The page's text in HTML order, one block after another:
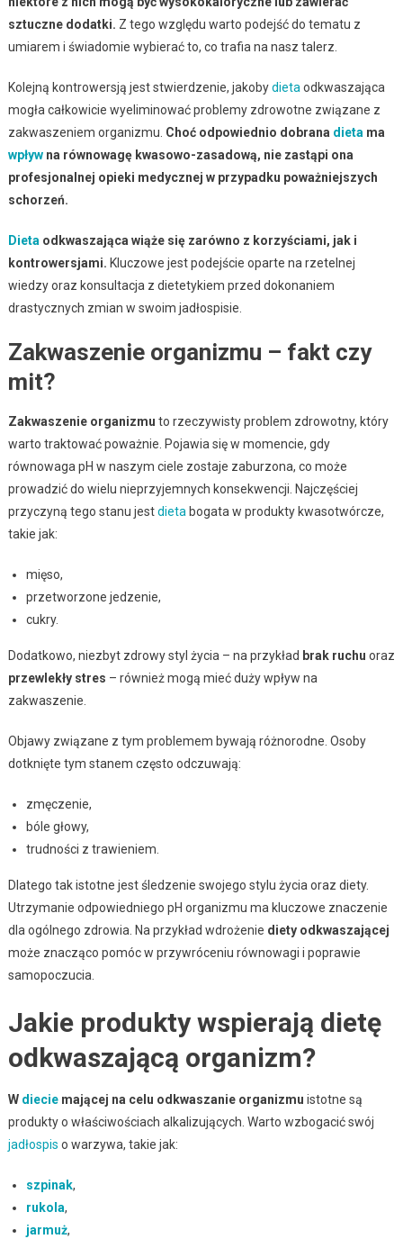
sztuczne dodatki. Z tego względu warto podejść do tematu z
umiarem i świadomie wybierać to, co trafia na nasz talerz.
Kolejną kontrowersją jest stwierdzenie, jakobydietaodkwaszająca
mogła całkowicie wyeliminować problemy zdrowotne związane z
zakwaszeniem organizmu. Choć odpowiednio dobrana dietama
wpływna równowagę kwasowo-zasadową, nie zastąpi ona
profesjonalnej opieki medycznej w przypadku poważniejszych
schorzeń.
Dietaodkwaszająca wiąże się zarówno z korzyściami, jak i
kontrowersjami. Kluczowe jest podejście oparte na rzetelnej
wiedzy oraz konsultacja z dietetykiem przed dokonaniem
drastycznych zmian w swoim jadłospisie.
Zakwaszenie organizmu – fakt czy
mit?
Zakwaszenie organizmu to rzeczywisty problem zdrowotny, który
warto traktować poważnie. Pojawia się w momencie, gdy
równowaga pH w naszym ciele zostaje zaburzona, co może
prowadzić do wielu nieprzyjemnych konsekwencji. Najczęściej
przyczyną tego stanu jestdietabogata w produkty kwasotwórcze,
takie jak:
mięso,
przetworzone jedzenie,
cukry.
Dodatkowo, niezbyt zdrowy styl życia – na przykład brak ruchu oraz
przewlekły stres – również mogą mieć duży wpływ na
zakwaszenie.
Objawy związane z tym problemem bywają różnorodne. Osoby
dotknięte tym stanem często odczuwają:
zmęczenie,
bóle głowy,
trudności z trawieniem.
Dlatego tak istotne jest śledzenie swojego stylu życia oraz diety.
Utrzymanie odpowiedniego pH organizmu ma kluczowe znaczenie
dla ogólnego zdrowia. Na przykład wdrożenie diety odkwaszającej
może znacząco pomóc w przywróceniu równowagi i poprawie
samopoczucia.
Jakie produkty wspierają dietę
odkwaszającą organizm?
W dieciemającej na celu odkwaszanie organizmu istotne są
produkty o właściwościach alkalizujących. Warto wzbogacić swój
jadłospis o warzywa, takie jak:
szpinak,
rukola,
jarmuż,